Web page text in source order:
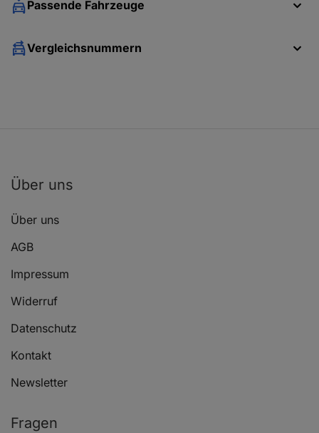
Passende Fahrzeuge
Vergleichsnummern
Über uns
Über uns
AGB
Impressum
Widerruf
Datenschutz
Kontakt
Newsletter
Fragen